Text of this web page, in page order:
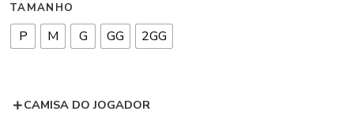
TAMANHO
P M G GG 2GG
CAMISA DO JOGADOR